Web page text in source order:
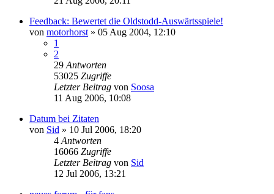
Feedback: Bewertet die Oldstodd-Auswärtsspiele!
von motorhorst » 05 Aug 2004, 12:10
1
2
29 Antworten
53025 Zugriffe
Letzter Beitrag von Soosa
11 Aug 2006, 10:08
Datum bei Zitaten
von Sid » 10 Jul 2006, 18:20
4 Antworten
16066 Zugriffe
Letzter Beitrag von Sid
12 Jul 2006, 13:21